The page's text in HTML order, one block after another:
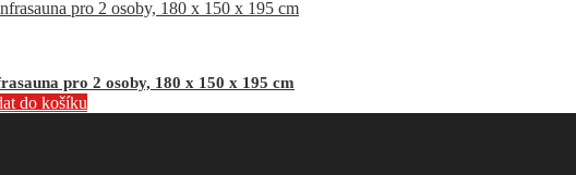
pro 2 osoby, 180 x 150 x 195 cm
do košíku